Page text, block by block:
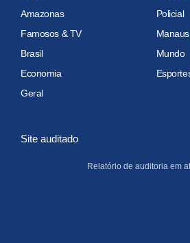
Amazonas
Policial
Famosos & TV
Manaus
Brasil
Mundo
Economia
Geral
Site auditado
Relatório de auditoria em